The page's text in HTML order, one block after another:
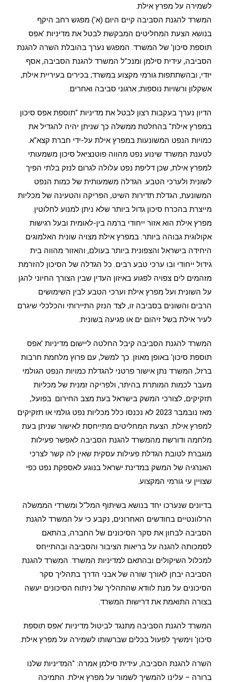
לשמירה על מפרץ אילת.
המשרד להגנת הסביבה קיים היום (א') מפגש רחב היקף
בנושא הצעת המחליטים המבקשת לבטל את מדיניות 'אפס
תוספת סיכון' של המשרד. המפגש נערך בהובלת השרה להגנת
הסביבה, עידית סילמן ומנכ"ל המשרד להגנת הסביבה, אסף
יזדי, ובהשתתפות גורמי מקצוע במשרד; בכירים בעיריית אילת,
אשקלון ורשויות נוספות; ארגוני סביבה ואחרים.
הדיון נערך בעקבות רצון לבטל את מדיניות "תוספת אפס סיכון
במפרץ אילת" בהחלטת ממשלה כך שניתן יהיה להגדיל את
כמויות הנפט המשונעות במפרץ אילת על-ידי חברת קצא"א.
לטענת המשרד שינוע נפט מהווה פוטנציאל סיכון משמעותי
למפרץ אילת, שכן דליפת נפט עלולה לגרום לנזק בלתי הפיך
לשונית ולערכי הטבע. הגדלה משמעותית של כמות הנפט
המשונעת, הגדלת תדירות השיט, הפריקה והטעינה של מכליות
מייצרת בהכרח סיכון גדול ביותר שלא ניתן למנוע לחלוטין.
מפרץ אילת הוא אזור ייחודי ברמה בין-לאומית ובעל רגישות
אקולוגית גבוהה ביותר. במפרץ אילת מצויה שונית האלמוגים
היחידה בישראל והצפונית ביותר בעולם, והאזור מהווה בית
גידול ייחודי ובו ערכי טבע רבים. כל הגדלה של הסיכון להזרמת
מזהמים לים צפויה לפגוע באיזון העדין שבין הצורך החיוני להגן
על השונית ועל מפרץ אילת וערכי הטבע לבין השימושים
הרבים והשונים בסביבה זו, לצד הנזק התיירותי והכלכלי שיגרם
לעיר אילת בשל זיהום ים או פגיעה בשונית.
המשרד להגנת הסביבה קיבל החלטה ליישום מדיניות 'אפס
תוספת סיכון' באופן מאוזן. כך למשל, עם פרוץ מלחמת חרבות
ברזל, המשרד נתן אישור פרטני להגדלת כמויות הנפט הגולמי
מעבר לכמות המותרת בהיתר, ולפריקה זמנית של מכליות
תזקיקים, לצורכי המשק בישראל בעת מצב החירום. בפועל,
מאז נובמבר 2023 לא נכנסו כלל מכליות נפט גולמי או תזקיקים
למפרץ אילת. הצעת המחליטים מתייחסת לאישור שניתן בעת
מלחמה ודורשת מהמשרד להגנת הסביבה לאפשר פעילות
מוגברת לטובת הגדלת פעילות עסקית שאין לה קשר לצרכי
האנרגיה של המשק במדינת ישראל בנוגע לאספקת נפט כפי
שצויין עי גורמי המקצוע.
בדיונים שנערכו יחד בנושא בשיתוף המל"ל ומשרדי הממשלה
הרלוונטיים בחודשים האחרונים, נקבע כי על המשרד להגנת
הסביבה לבחון את סקר הסיכונים של החברה, בהתאם
לסמכותה להגנה על בריאות הציבור והסביבה ובהתייחס
למכלול השיקולים ובהתאם למדיניות המשרד. המשרד להגנת
הסביבה יבחן לאורך שורה של אבני הדרך בתהליך סקר
הסיכונים על מנת לוודא שהתהליך של ניתוח הסיכונים יעשה
בצורה התואמת את דרישות המשרד.
המשרד להגנת הסביבה מתנגד לביטול מדיניות 'אפס תוספת
סיכון' וימשיך לפעול בכלים שברשותו לשמירה על מפרץ אילת.
השרה להגנת הסביבה, עידית סילמן אמרה: "המדיניות שלנו
ברורה – עלינו להמשיך לשמור על מפרץ אילת. התמיכה